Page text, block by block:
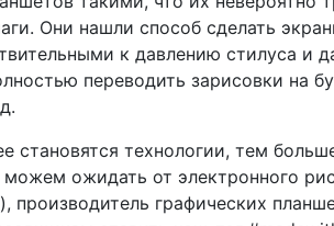
Они нашли способ сделать
к давлению стилуса и
переводить зарисовки на
становятся технологии, тем
ожидать от электронного
производитель графических